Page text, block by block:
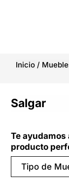
Inicio /
Salgar
Te
producto
Tipo de